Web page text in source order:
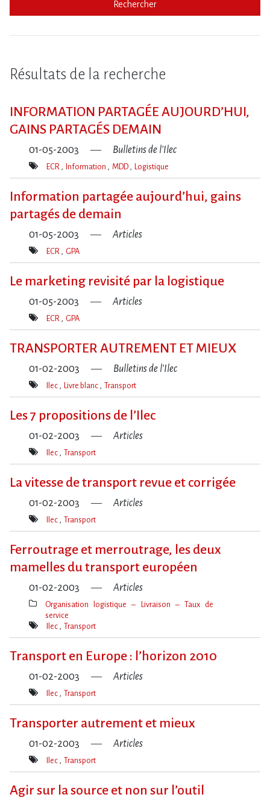
Rechercher
Résultats de la recherche
INFORMATION PARTAGÉE AUJOURD’HUI,
GAINS PARTAGÉS DEMAIN
01-05-2003 Bulletins de l'Ilec
Mot(s)-
ECR Information MDD Logistique
Information partagée aujourd’hui, gains
partagés de demain
01-05-2003 Articles
Mot(s)-
ECR GPA
Le marketing revisité par la logistique
01-05-2003 Articles
Mot(s)-
ECR GPA
TRANSPORTER AUTREMENT ET MIEUX
01-02-2003 Bulletins de l'Ilec
Mot(s)-
Ilec Livre blanc Transport
Les 7 propositions de l’Ilec
01-02-2003 Articles
Mot(s)-
Ilec Transport
La vitesse de transport revue et corrigée
01-02-2003 Articles
Mot(s)-
Ilec Transport
Ferroutrage et merroutrage, les deux
mamelles du transport européen
01-02-2003 Articles
Thèmes(s)
Organisation logistique – Livraison – Taux de
service
Mot(s)-
Ilec Transport
Transport en Europe : l’horizon 2010
01-02-2003 Articles
Mot(s)-
Ilec Transport
Transporter autrement et mieux
01-02-2003 Articles
Mot(s)-
Ilec Transport
Agir sur la source et non sur l’outil